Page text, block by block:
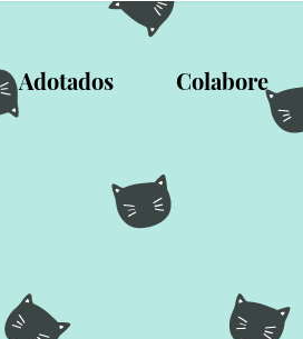
Adotados Colabore